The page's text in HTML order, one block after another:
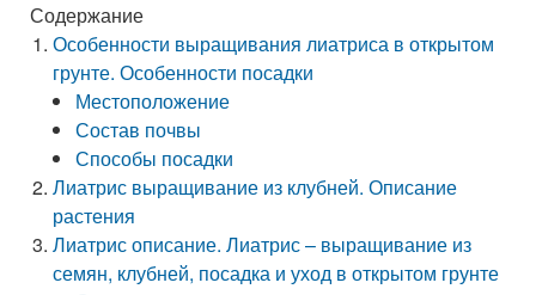
Содержание
Особенности выращивания лиатриса в открытом
грунте. Особенности посадки
Местоположение
Состав почвы
Способы посадки
Лиатрис выращивание из клубней. Описание
растения
Лиатрис описание. Лиатрис – выращивание из
семян, клубней, посадка и уход в открытом грунте